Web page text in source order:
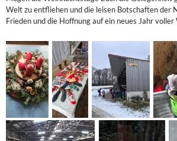
Welt zu entfliehen und die leisen Botschaften der
Frieden und die Hoffnung auf ein neues Jahr voller